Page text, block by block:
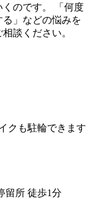
くのです。 「何度
」などの悩みを
談ください。
クも駐輪できます
留所 徒歩1分